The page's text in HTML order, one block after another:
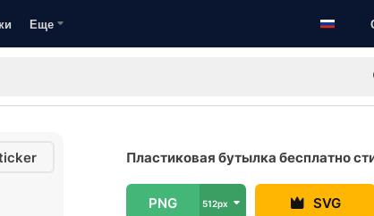
Еще
Пластиковая бутылка бесплатно
PNG 512px SVG